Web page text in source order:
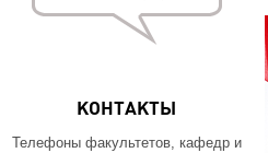
КОНТАКТЫ
Телефоны факультетов, кафедр и